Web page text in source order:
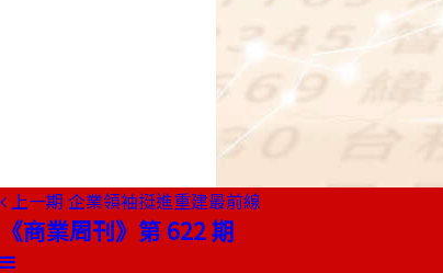
上一期 企業領袖挺進重建最前線
《商業周刊》第 622 期